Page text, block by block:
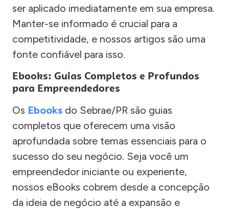
ser aplicado imediatamente em sua empresa.
Manter-se informado é crucial para a
competitividade, e nossos artigos são uma
fonte confiável para isso.
Ebooks: Guias Completos e Profundos
para Empreendedores
Os Ebooks do Sebrae/PR são guias
completos que oferecem uma visão
aprofundada sobre temas essenciais para o
sucesso do seu negócio. Seja você um
empreendedor iniciante ou experiente,
nossos eBooks cobrem desde a concepção
da ideia de negócio até a expansão e